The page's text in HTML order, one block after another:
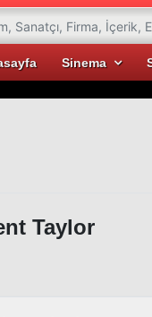
Sinema
Taylor